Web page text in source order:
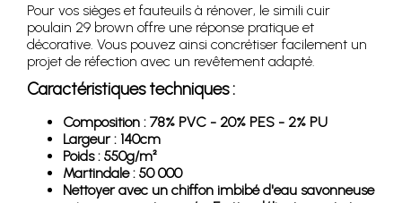
Pour vos sièges et fauteuils à rénover, le simili cuir
poulain 29 brown offre une réponse pratique et
décorative. Vous pouvez ainsi concrétiser facilement un
projet de réfection avec un revêtement adapté.
Caractéristiques techniques :
Composition : 78% PVC - 20% PES - 2% PU
Largeur : 140cm
Poids : 550g/m²
Martindale : 50 000
Nettoyer avec un chiffon imbibé d'eau savonneuse